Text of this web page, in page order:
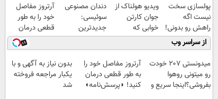
پولسازی سخت
نیست اگه
راهش رو بدونی!
" دوره رایگان "
ویدیو هولناک از
جوان کارتن
خوابی که
میلیاردر شد.
آموزش رایگان
دندان مصنوعی
سوئیسی:
جدیدترین
فناوری اروپا،
سبک و مقاوم |
پرداخت قسطی
آرتروز مفاصل
خود را به طور
قطعی درمان
کنید!
◗پرسش‌نامه◖
از سراسر وب
میدونستی 207 خودت
رو میتونی روهوا
بفروشی؟اینجا سریع و
آرتروز مفاصل خود را
به طور قطعی درمان
کنید! ◗پرسش‌نامه◖
بدون نیاز به آگهی و با
یکبار مراجعه فروخته
شد